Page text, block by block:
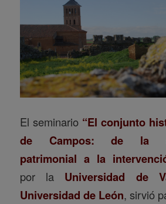
El seminario “El conjunto
de Campos: de la
patrimonial a la
por la Universidad de
Universidad de León, sirvió